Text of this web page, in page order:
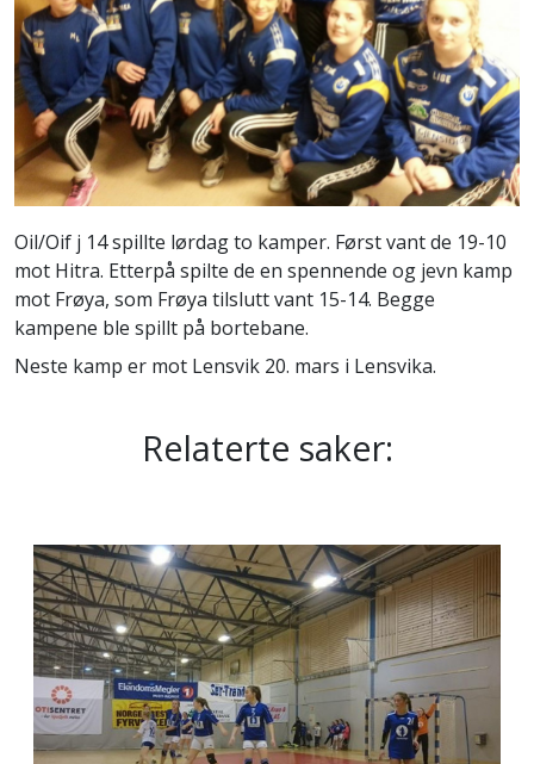
Oil/Oif j 14 spillte lørdag to kamper. Først vant de 19-10
mot Hitra. Etterpå spilte de en spennende og jevn kamp
mot Frøya, som Frøya tilslutt vant 15-14. Begge
kampene ble spillt på bortebane.
Neste kamp er mot Lensvik 20. mars i Lensvika.
Relaterte saker: